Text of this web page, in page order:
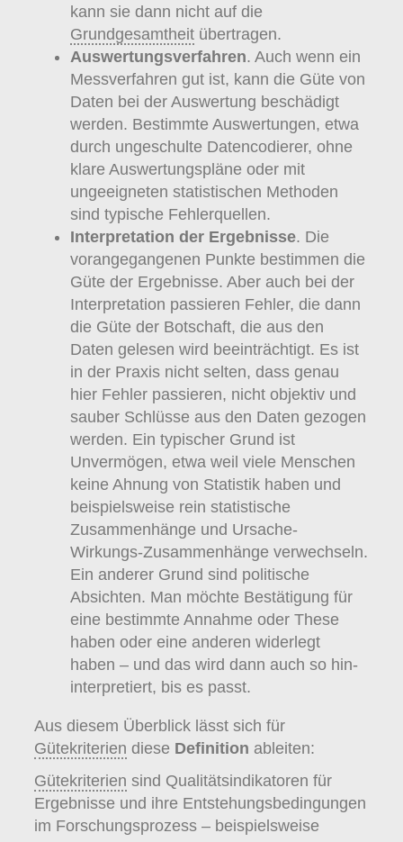
kann sie dann nicht auf die
Grundgesamtheit übertragen.
Auswertungsverfahren. Auch wenn ein
Messverfahren gut ist, kann die Güte von
Daten bei der Auswertung beschädigt
werden. Bestimmte Auswertungen, etwa
durch ungeschulte Datencodierer, ohne
klare Auswertungspläne oder mit
ungeeigneten statistischen Methoden
sind typische Fehlerquellen.
Interpretation der Ergebnisse. Die
vorangegangenen Punkte bestimmen die
Güte der Ergebnisse. Aber auch bei der
Interpretation passieren Fehler, die dann
die Güte der Botschaft, die aus den
Daten gelesen wird beeinträchtigt. Es ist
in der Praxis nicht selten, dass genau
hier Fehler passieren, nicht objektiv und
sauber Schlüsse aus den Daten gezogen
werden. Ein typischer Grund ist
Unvermögen, etwa weil viele Menschen
keine Ahnung von Statistik haben und
beispielsweise rein statistische
Zusammenhänge und Ursache-
Wirkungs-Zusammenhänge verwechseln.
Ein anderer Grund sind politische
Absichten. Man möchte Bestätigung für
eine bestimmte Annahme oder These
haben oder eine anderen widerlegt
haben – und das wird dann auch so hin-
interpretiert, bis es passt.
Aus diesem Überblick lässt sich für
Gütekriterien diese Definition ableiten:
Gütekriterien sind Qualitätsindikatoren für
Ergebnisse und ihre Entstehungsbedingungen
im Forschungsprozess – beispielsweise